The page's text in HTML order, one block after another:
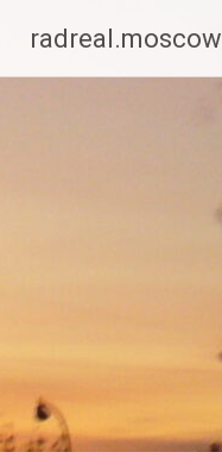
содержимому
radreal.moscow